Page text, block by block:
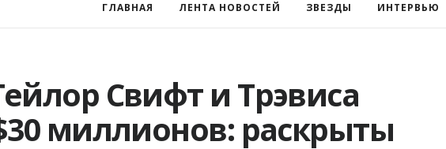
ГЛАВНАЯ ЛЕНТА НОВОСТЕЙ ЗВЕЗДЫ ИНТЕРВЬЮ
Свифт и Трэвиса
миллионов: раскрыты